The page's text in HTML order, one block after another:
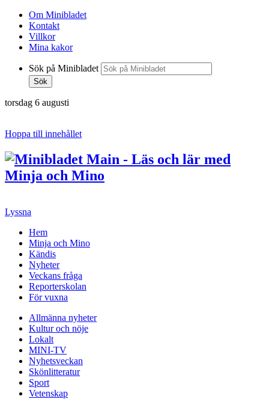
Om Minibladet
Kontakt
Villkor
Mina kakor
Sök på Minibladet
Sök
torsdag 6 augusti
Hoppa till innehållet
Lyssna
Hem
Minja och Mino
Kändis
Nyheter
Veckans fråga
Reporterskolan
För vuxna
Allmänna nyheter
Kultur och nöje
Lokalt
MINI-TV
Nyhetsveckan
Skönlitteratur
Sport
Vetenskap